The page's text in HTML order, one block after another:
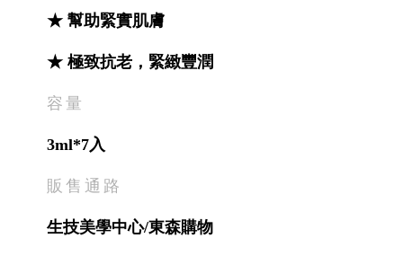
★ 幫助緊實肌膚
★ 極致抗老，緊緻豐潤
容量
3ml*7入
販售通路
生技美學中心/東森購物